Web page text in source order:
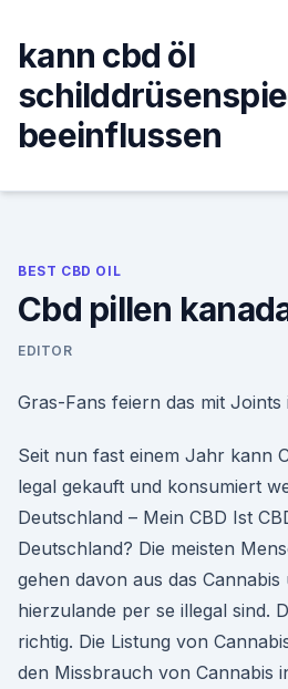
content
kann cbd öl
beeinflussen
BEST CBD OIL
Cbd pillen
EDITOR
Gras-Fans feiern das mit
Seit nun fast einem Jahr kann
legal gekauft und konsumiert
Deutschland – Mein CBD Ist
Deutschland? Die meisten
gehen davon aus das
hierzulande per se illegal sind.
richtig. Die Listung von
den Missbrauch von Cannabis